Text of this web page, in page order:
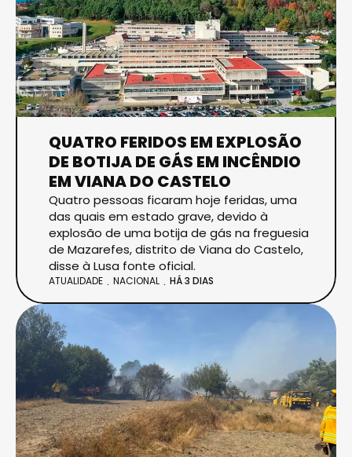
QUATRO FERIDOS EM EXPLOSÃO
DE BOTIJA DE GÁS EM INCÊNDIO
EM VIANA DO CASTELO
Quatro pessoas ficaram hoje feridas, uma
das quais em estado grave, devido à
explosão de uma botija de gás na freguesia
de Mazarefes, distrito de Viana do Castelo,
disse à Lusa fonte oficial.
ATUALIDADE NACIONAL HÁ 3 DIAS